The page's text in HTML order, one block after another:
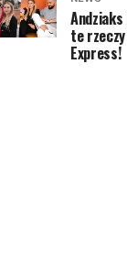
te
Express!